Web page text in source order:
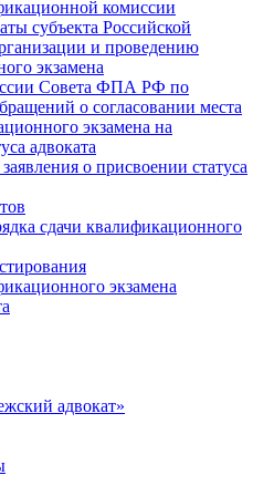
комиссии
субъекта Российской
и проведению
экзамена
Совета ФПА РФ по
о согласовании места
экзамена на
адвоката
о присвоении статуса
сдачи квалификационного
экзамена
адвокат»